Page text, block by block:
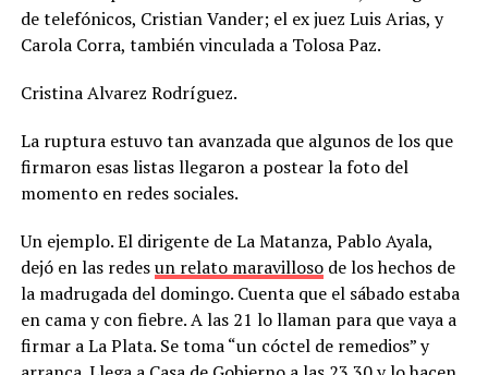
de telefónicos, Cristian Vander; el ex juez Luis Arias, y
Carola Corra, también vinculada a Tolosa Paz.
Cristina Alvarez Rodríguez.
La ruptura estuvo tan avanzada que algunos de los que
firmaron esas listas llegaron a postear la foto del
momento en redes sociales.
Un ejemplo. El dirigente de La Matanza, Pablo Ayala,
dejó en las redesun relato maravillosode los hechos de
la madrugada del domingo. Cuenta que el sábado estaba
en cama y con fiebre. A las 21 lo llaman para que vaya a
firmar a La Plata. Se toma “un cóctel de remedios” y